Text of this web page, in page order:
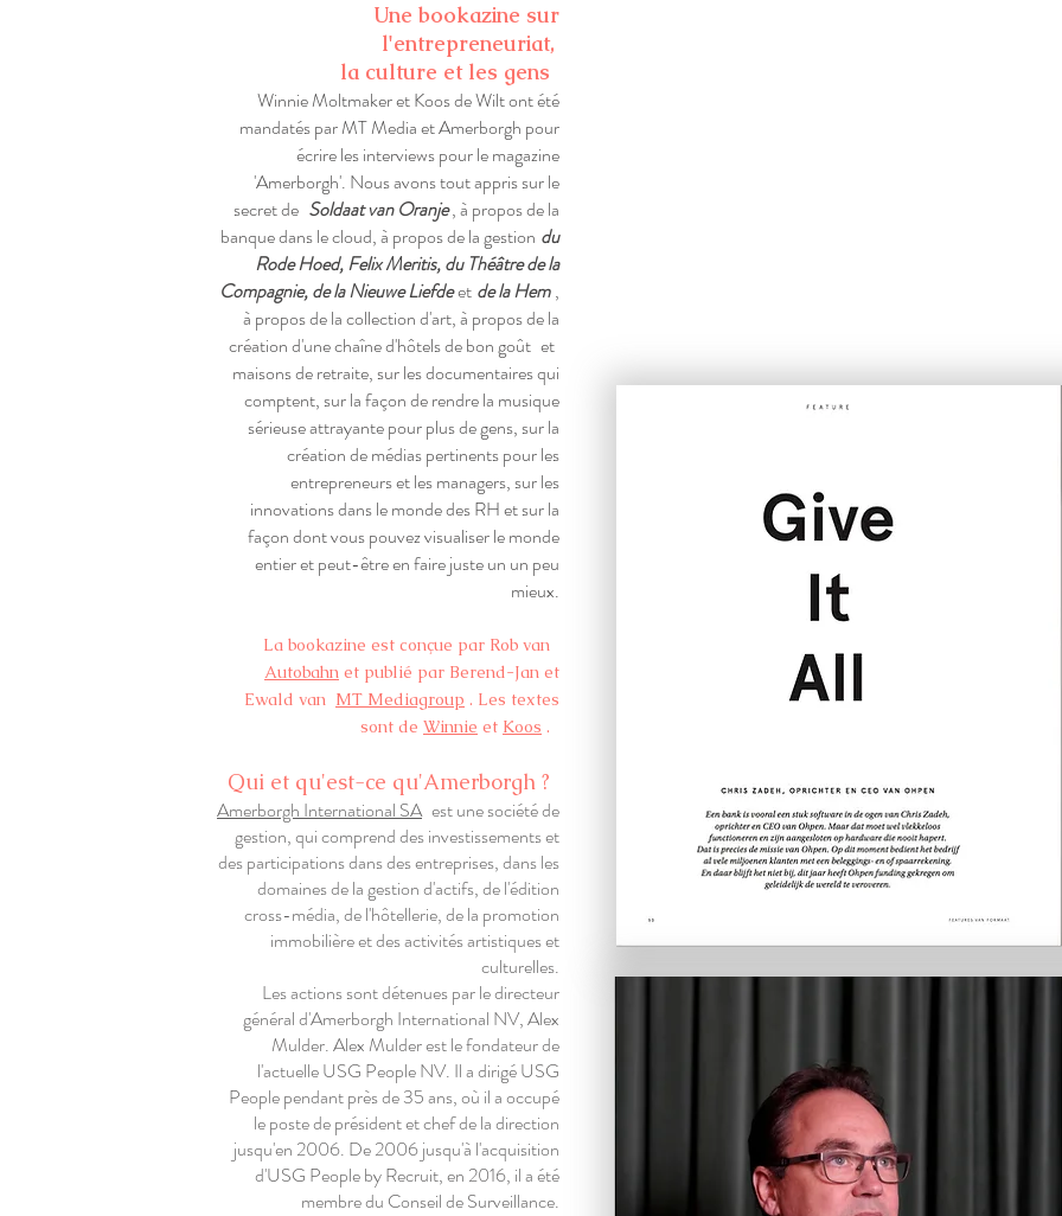
Une bookazine sur
l'entrepreneuriat,
la culture et les gens
Winnie Moltmaker et Koos de Wilt ont été
mandatés par MT Media et Amerborgh pour
écrire les interviews pour le magazine
'Amerborgh'. Nous avons tout appris sur le
secret de Soldaat van Oranje, à propos de la
banque dans le cloud, à propos de la gestion du
Rode Hoed, Felix Meritis, du Théâtre de la
Compagnie, de la Nieuwe Liefdeet de la Hem ,
à propos de la collection d'art, à propos de la
création d'une chaîne d'hôtels de bon goût et
maisons de retraite, sur les documentaires qui
comptent, sur la façon de rendre la musique
sérieuse attrayante pour plus de gens, sur la
création de médias pertinents pour les
entrepreneurs et les managers, sur les
innovations dans le monde des RH et sur la
façon dont vous pouvez visualiser le monde
entier et peut-être en faire juste un un peu
mieux.
La bookazine est conçue par Rob van
Autobahn et publié par Berend-Jan et
Ewald van MT Mediagroup . Les textes
sont de Winnie et Koos .
Qui et qu'est-ce qu'Amerborgh ?
Amerborgh International SA est une société de
gestion, qui comprend des investissements et
des participations dans des entreprises, dans les
domaines de la gestion d'actifs, de l'édition
cross-média, de l'hôtellerie, de la promotion
immobilière et des activités artistiques et
culturelles.
Les actions sont détenues par le directeur
général d'Amerborgh International NV, Alex
Mulder. Alex Mulder est le fondateur de
l'actuelle USG People NV. Il a dirigé USG
People pendant près de 35 ans, où il a occupé
le poste de président et chef de la direction
jusqu'en 2006. De 2006 jusqu'à l'acquisition
d'USG People by Recruit, en 2016, il a été
membre du Conseil de Surveillance.